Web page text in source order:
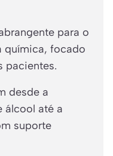
para o
química, focado
pacientes.
desde a
álcool até a
suporte